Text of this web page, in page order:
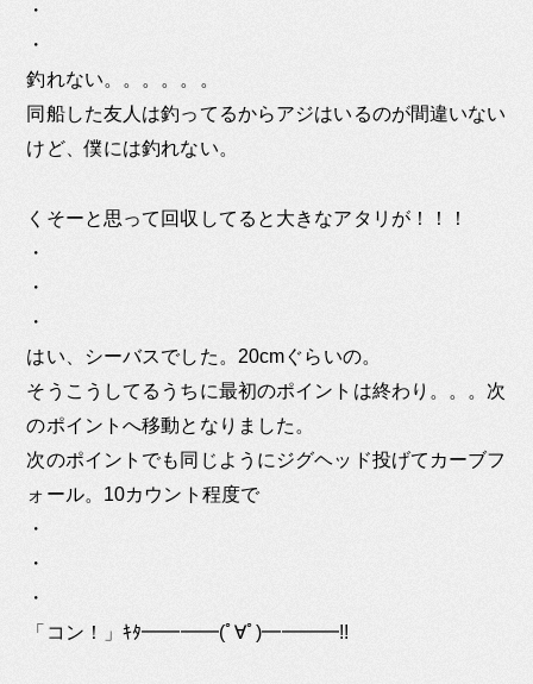
・
・
釣れない。。。。。。
同船した友人は釣ってるからアジはいるのが間違いない
けど、僕には釣れない。
くそーと思って回収してると大きなアタリが！！！
・
・
・
はい、シーバスでした。20cmぐらいの。
そうこうしてるうちに最初のポイントは終わり。。。次
のポイントへ移動となりました。
次のポイントでも同じようにジグヘッド投げてカーブフ
ォール。10カウント程度で
・
・
・
「コン！」ｷﾀ━━━━(ﾟ∀ﾟ)━━━━!!